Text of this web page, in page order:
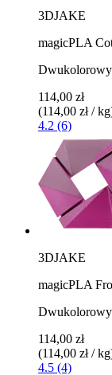
3DJAKE
magicPLA
114,00 zł
(114,00 zł /
4.2 (6)
3DJAKE
magicPLA
114,00 zł
(114,00 zł /
4.5 (4)